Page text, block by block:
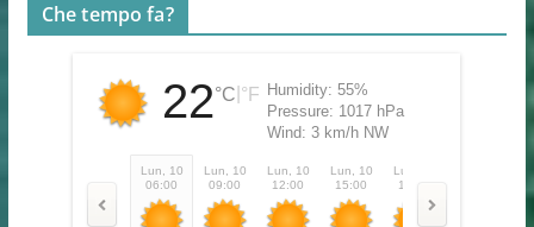
Che tempo fa?
22°C °F Humidity: 55%
Pressure: 1017 hPa
Wind: 3 km/h NW
Lun, 10
06:00
Lun, 10
09:00
Lun, 10
12:00
Lun, 10
15:00
Lun, 10
18:00